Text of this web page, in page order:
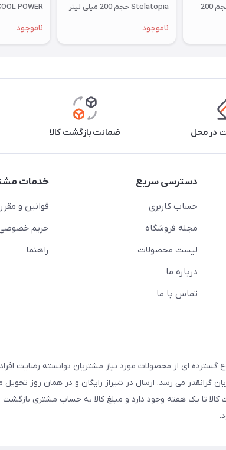
After Sun Douche حجم 200
Stelatopia حجم 200 میلی لیتر
ناموجود
ناموجود
در محل ضمانت بازگشت کالا
دسترسی سریع
حساب کاربری
مجله فروشگاه
لیست محصولات
درباره ما
تماس با ما
خدمات
قوانین و
حریم
راهنما
ای از محصولات مورد نیاز مشتریان توانسته رضایت
می رسد. ارسال در شیراز رایگان و در همان روز تحویل
کالا تا یک هفته وجود دارد و مبلغ کالا به حساب مشتری